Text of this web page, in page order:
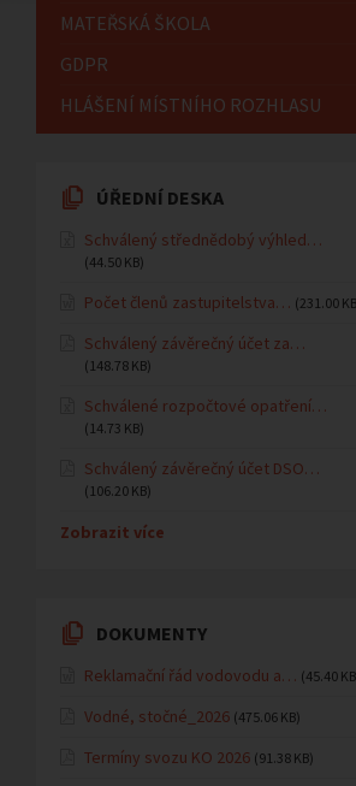
MATEŘSKÁ ŠKOLA
GDPR
HLÁŠENÍ MÍSTNÍHO ROZHLASU
ÚŘEDNÍ DESKA
Schválený střednědobý výhled…
(44.50 KB)
Počet členů zastupitelstva… (231.00
Schválený závěrečný účet za…
(148.78 KB)
Schválené rozpočtové opatření…
(14.73 KB)
Schválený závěrečný účet DSO…
(106.20 KB)
Zobrazit více
DOKUMENTY
Reklamační řád vodovodu a… (45.40
Vodné, stočné_2026 (475.06 KB)
Termíny svozu KO 2026 (91.38 KB)